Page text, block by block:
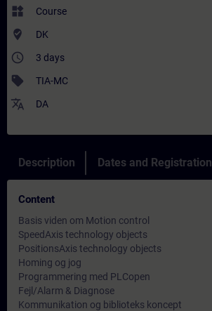
widgets Course
where_to_vote DK
access_time 3 days
sell TIA-MC
translate DA
Description Dates and Registration
Content
Basis viden om Motion control
SpeedAxis technology objects
PositionsAxis technology objects
Homing og jog
Programmering med PLCopen
Fejl/Alarm & Diagnose
Kommunikation og biblioteks koncept